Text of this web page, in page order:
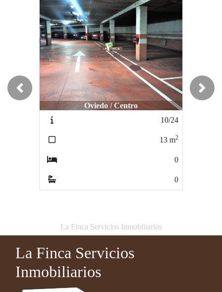
Oviedo / CentroOviedo / Centro
370/24
Previous Next
La Finca Servicios Inmobiliarios
La Finca Servicios
Inmobiliarios